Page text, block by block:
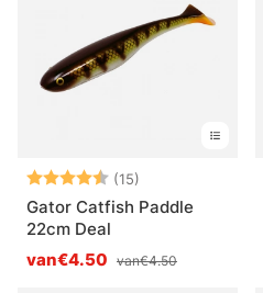
Beoordeling:
(15)
Gator Catfish Paddle
22cm Deal
van€4.50 van€4.50